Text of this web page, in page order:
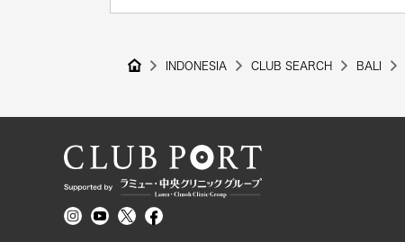
INDONESIA CLUB SEARCH BALI